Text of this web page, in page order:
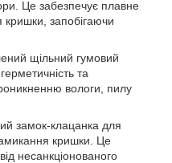
Це забезпечує плавне
кришки, запобігаючи
щільний гумовий
та
вологи, пилу
замок-клацанка для
замикання кришки. Це
несанкціонованого